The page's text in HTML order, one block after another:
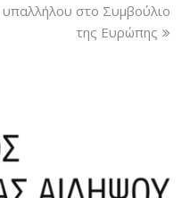
υπαλλήλου στο Συμβούλιο
της Ευρώπης